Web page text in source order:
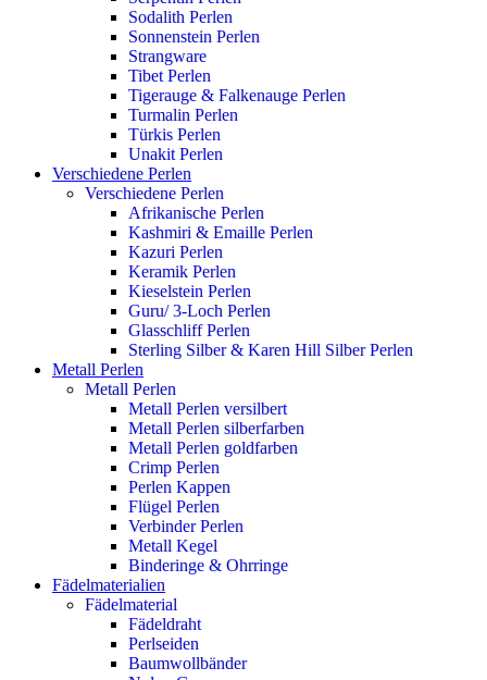
Sodalith Perlen
Sonnenstein Perlen
Strangware
Tibet Perlen
Tigerauge & Falkenauge Perlen
Turmalin Perlen
Türkis Perlen
Unakit Perlen
Verschiedene Perlen
Verschiedene Perlen
Afrikanische Perlen
Kashmiri & Emaille Perlen
Kazuri Perlen
Keramik Perlen
Kieselstein Perlen
Guru/ 3-Loch Perlen
Glasschliff Perlen
Sterling Silber & Karen Hill Silber Perlen
Metall Perlen
Metall Perlen
Metall Perlen versilbert
Metall Perlen silberfarben
Metall Perlen goldfarben
Crimp Perlen
Perlen Kappen
Flügel Perlen
Verbinder Perlen
Metall Kegel
Binderinge & Ohrringe
Fädelmaterialien
Fädelmaterial
Fädeldraht
Perlseiden
Baumwollbänder